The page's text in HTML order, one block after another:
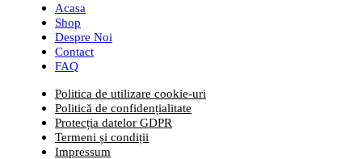
Acasa
Shop
Despre Noi
Contact
FAQ
Politica de utilizare cookie-uri
Politică de confidențialitate
Protecția datelor GDPR
Termeni și condiții
Impressum